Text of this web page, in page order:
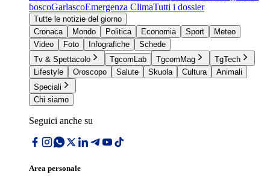
boscoGarlascoEmergenza ClimaTutti i dossier
Tutte le notizie del giorno
Cronaca
Mondo Politica Economia Sport
Meteo
Video
Foto Infografiche
Schede
Tv & Spettacolo
TgcomLab TgcomMag
TgTech
Lifestyle
Oroscopo Salute Skuola Cultura
Animali
Speciali
Chi siamo
Seguici anche su
Area personale